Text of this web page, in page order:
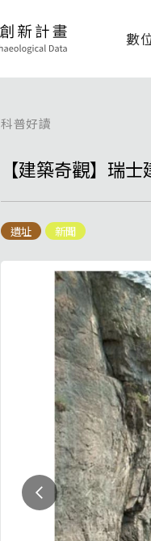
數
科普好讀
【建築奇觀】瑞
遺址 新聞